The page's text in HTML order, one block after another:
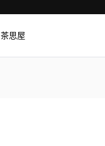
茶思屋